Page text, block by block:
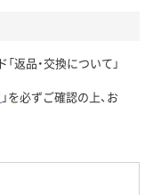
返品・交換について」
」を必ずご確認の上、お